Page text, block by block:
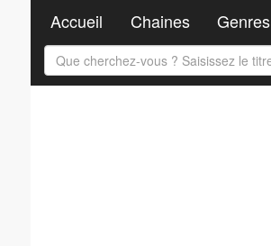
Accueil Chaines Genres